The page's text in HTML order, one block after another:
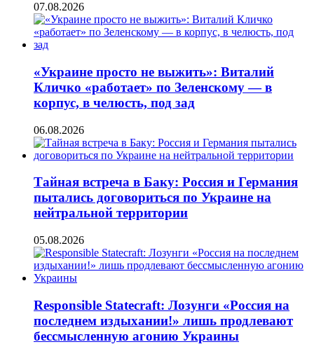
07.08.2026
«Украине просто не выжить»: Виталий
Кличко «работает» по Зеленскому — в
корпус, в челюсть, под зад
06.08.2026
Тайная встреча в Баку: Россия и Германия
пытались договориться по Украине на
нейтральной территории
05.08.2026
Responsible Statecraft: Лозунги «Россия на
последнем издыхании!» лишь продлевают
бессмысленную агонию Украины